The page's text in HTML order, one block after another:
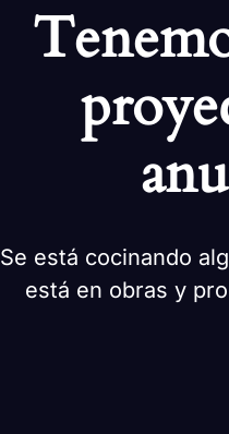
Se está cocinando
está en obras y